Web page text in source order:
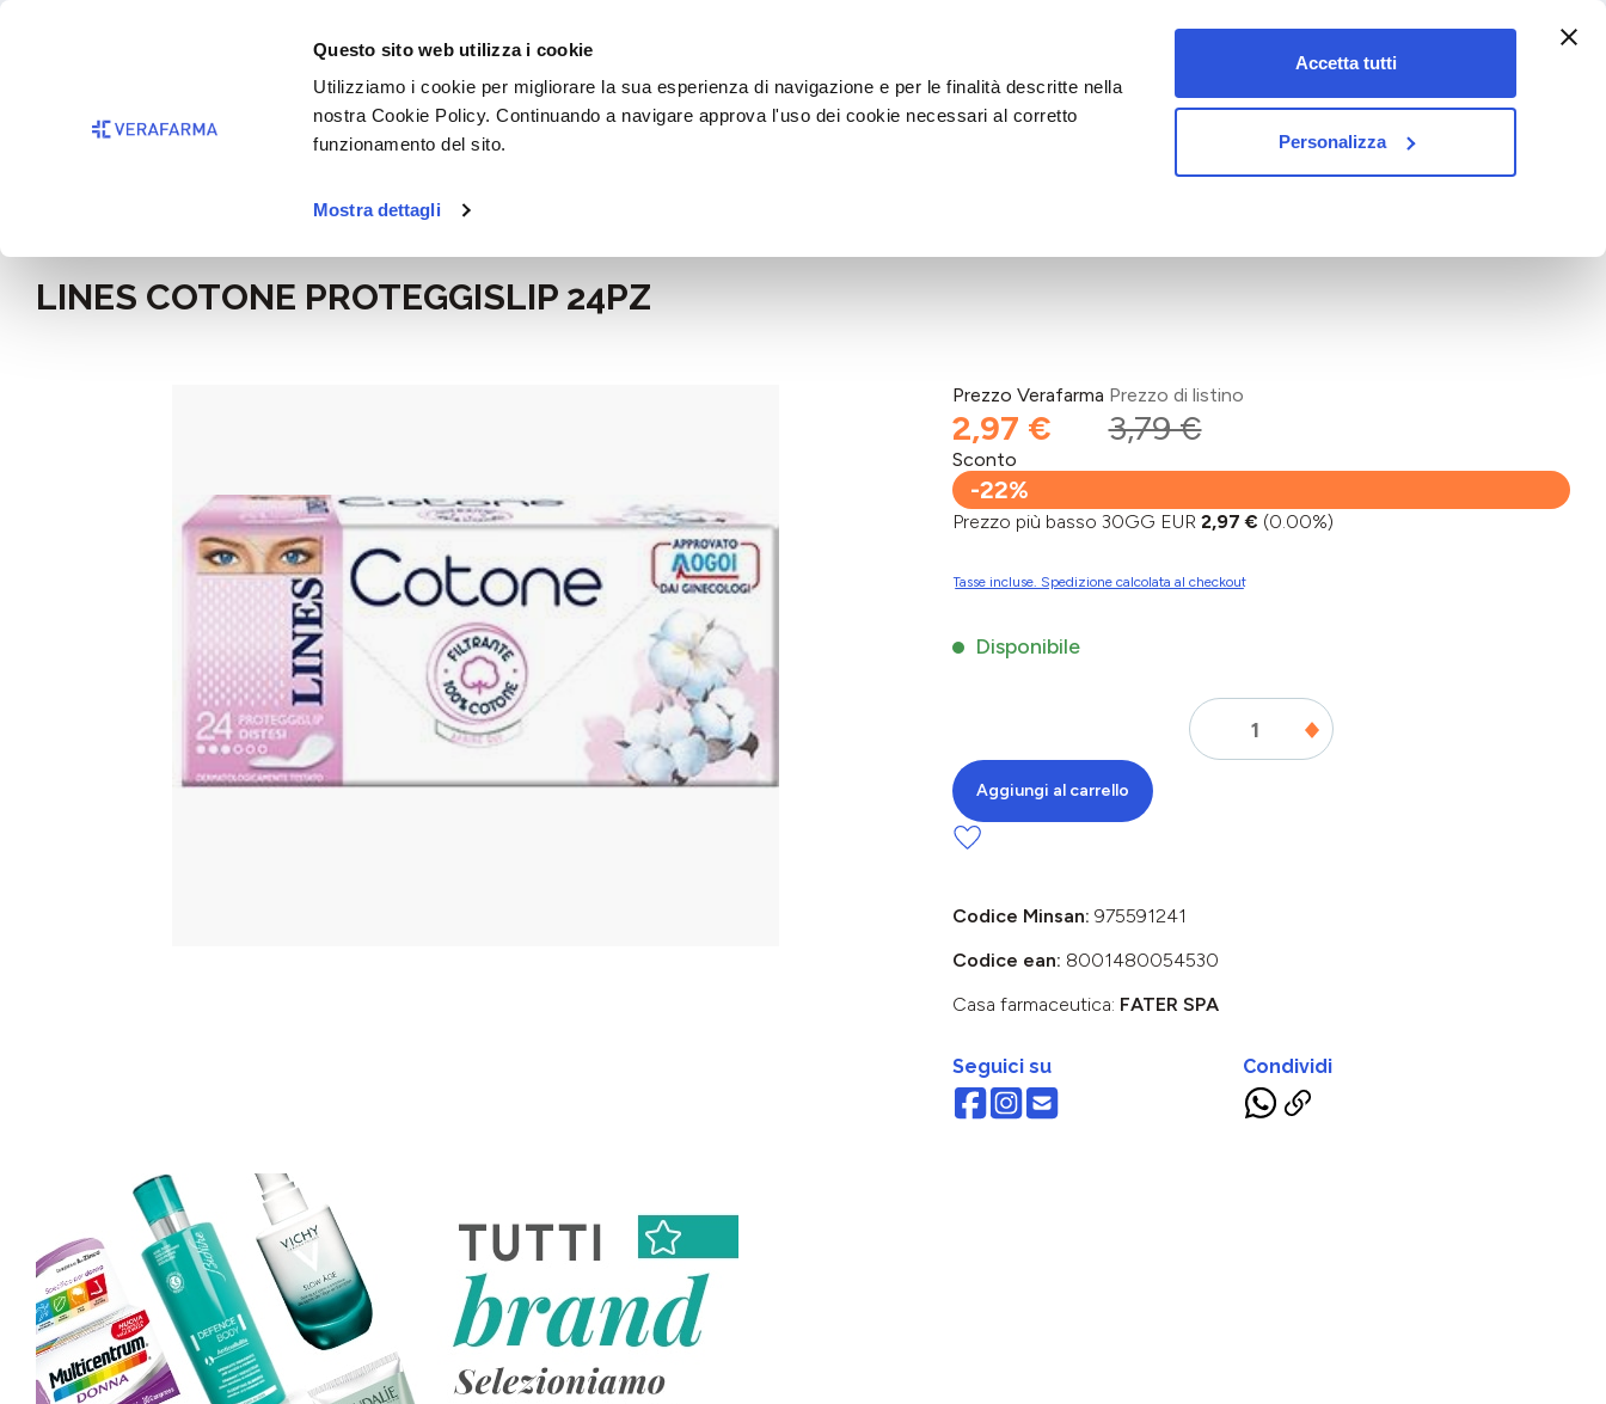
Questo sito web utilizza i cookie
Utilizziamo i cookie per migliorare la sua esperienza di navigazione e per le finalità descritte nella
nostra Cookie Policy. Continuando a navigare approva l'uso dei cookie necessari al corretto
funzionamento del sito.
Mostra dettagli
Accetta tutti
Personalizza
Passa alla navigazione principale
vet&pet
LINES COTONE PROTEGGISLIP 24PZ
Prezzo Verafarma
2,97 €
Prezzo di listino
3,79 €
Sconto
-22%
Prezzo più basso 30GG EUR 2,97 € (0.00%)
Tasse incluse. Spedizione calcolata al checkout
Disponibile
Aggiungi al carrello
Codice Minsan: 975591241
Codice ean: 8001480054530
Casa farmaceutica: FATER SPA
Seguici su Condividi